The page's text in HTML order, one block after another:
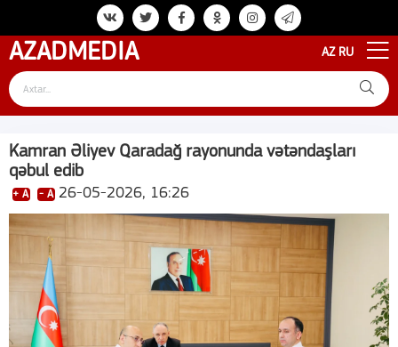
AZADMEDIA AZ RU
Kamran Əliyev Qaradağ rayonunda vətəndaşları
qəbul edib
+ A - A 26-05-2026, 16:26